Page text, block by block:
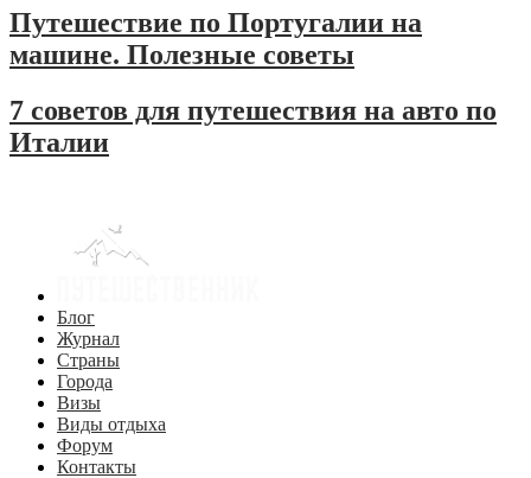
Путешествие по Португалии на
машине. Полезные советы
7 советов для путешествия на авто по
Италии
Блог
Журнал
Страны
Города
Визы
Виды отдыха
Форум
Контакты